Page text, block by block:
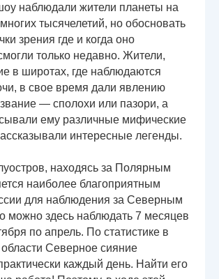
наблюдали жители планеты на
тысячелетий, но обосновать
зрения где и когда оно
только недавно. Жители,
в широтах, где наблюдаются
в свое время дали явлению
— сполохи или пазори, а
ему различные мифические
интересные легенды.
находясь за Полярным
наиболее благоприятным
для наблюдения за Северным
можно здесь наблюдать 7 месяцев
по апрель. По статистике в
Северное сияние
каждый день. Найти его